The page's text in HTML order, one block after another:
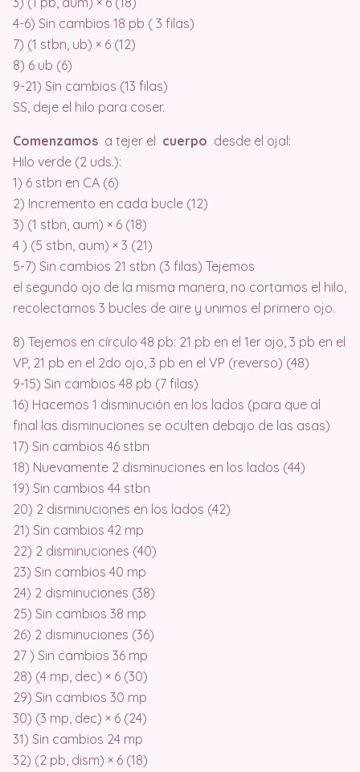
4-6) Sin cambios 18 pb ( 3 filas)
7) (1 stbn, ub) × 6 (12)
8) 6 ub (6)
9-21) Sin cambios (13 filas)
SS, deje el hilo para coser.
Comenzamos a tejer el cuerpo desde el ojal:
Hilo verde (2 uds.):
1) 6 stbn en CA (6)
2) Incremento en cada bucle (12)
3) (1 stbn, aum) × 6 (18)
4 ) (5 stbn, aum) × 3 (21)
5-7) Sin cambios 21 stbn (3 filas) Tejemos
el segundo ojo de la misma manera, no cortamos el hilo,
recolectamos 3 bucles de aire y unimos el primero ojo.
8) Tejemos en círculo 48 pb: 21 pb en el 1er ojo, 3 pb en el
VP, 21 pb en el 2do ojo, 3 pb en el VP (reverso) (48)
9-15) Sin cambios 48 pb (7 filas)
16) Hacemos 1 disminución en los lados (para que al
final las disminuciones se oculten debajo de las asas)
17) Sin cambios 46 stbn
18) Nuevamente 2 disminuciones en los lados (44)
19) Sin cambios 44 stbn
20) 2 disminuciones en los lados (42)
21) Sin cambios 42 mp
22) 2 disminuciones (40)
23) Sin cambios 40 mp
24) 2 disminuciones (38)
25) Sin cambios 38 mp
26) 2 disminuciones (36)
27 ) Sin cambios 36 mp
28) (4 mp, dec) × 6 (30)
29) Sin cambios 30 mp
30) (3 mp, dec) × 6 (24)
31) Sin cambios 24 mp
32) (2 pb, dism) × 6 (18)